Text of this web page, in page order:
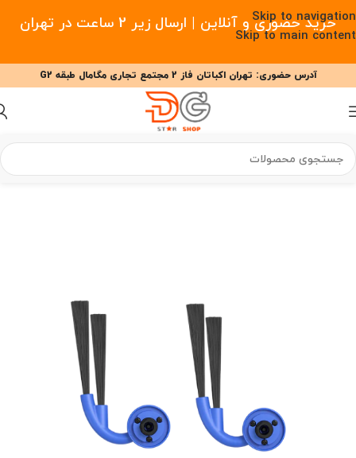
Skip to navigation
Skip to main content
خرید حضوری و آنلاین | ارسال زیر 2 ساعت در تهران
09377477910 - 09127708341 علیزاده
آدرس حضوری: تهران اکباتان فاز 2 مجتمع تجاری مگامال طبقه G2
هوشمند/لوازم جانبی جارو رباتیک/لوازم جانبی جارو رباتیک اکووکس